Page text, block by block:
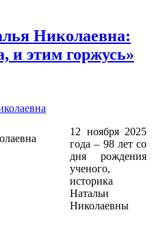
Николаевна:
и этим горжусь»
12 ноября 2025
года – 98 лет со
дня рождения
ученого,
историка
Натальи
Николаевны